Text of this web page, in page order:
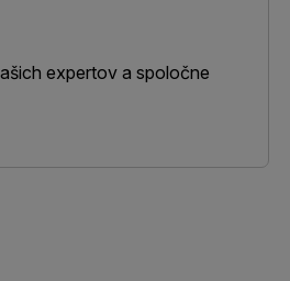
expertov a spoločne